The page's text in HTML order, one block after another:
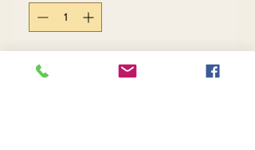
Adaugă în coș